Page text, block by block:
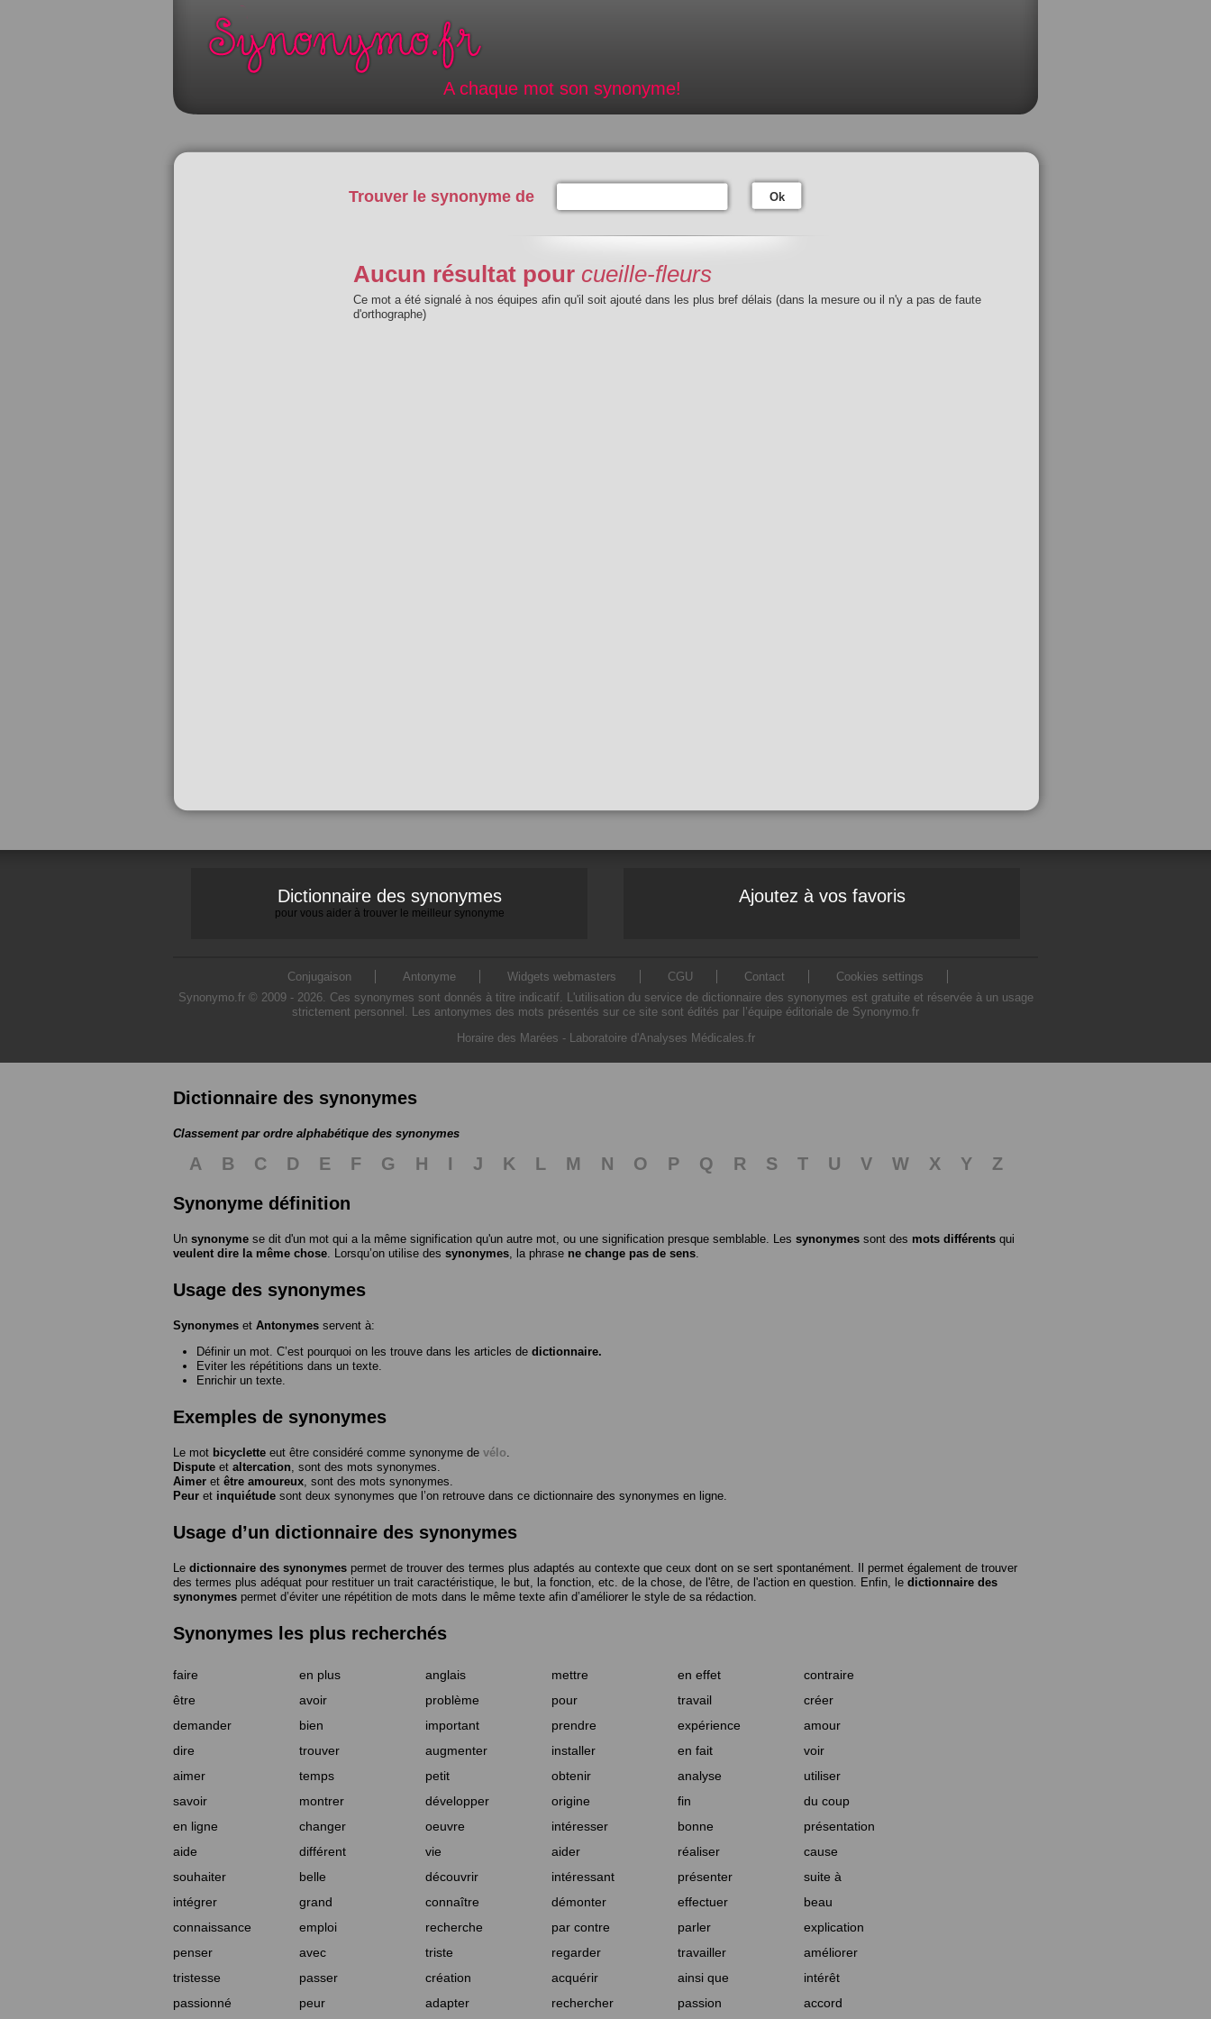
A chaque mot son synonyme!
Trouver le synonyme de Ok
Aucun résultat pour cueille-fleurs
Ce mot a été signalé à nos équipes afin qu'il soit ajouté dans les plus bref délais (dans la mesure ou il n'y a pas de faute
d'orthographe)
Dictionnaire des synonymes
pour vous aider à trouver le meilleur synonyme
Ajoutez à vos favoris
Conjugaison Antonyme Widgets webmasters CGU Contact
Cookies settings
Synonymo.fr © 2009 - 2026. Ces synonymes sont donnés à titre indicatif. L'utilisation du service de dictionnaire des synonymes est gratuite et réservée à un usage
strictement personnel. Les antonymes des mots présentés sur ce site sont édités par l’équipe éditoriale de Synonymo.fr
Horaire des Marées - Laboratoire d'Analyses Médicales.fr
Dictionnaire des synonymes
Classement par ordre alphabétique des synonymes
A B C D E F G H I J K L M N O P Q R S T U V W X Y
Z
Synonyme définition
Un synonyme se dit d'un mot qui a la même signification qu'un autre mot, ou une signification presque semblable. Les synonymes sont des mots différents qui
veulent dire la même chose . Lorsqu’on utilise des synonymes , la phrase ne change pas de sens
Usage des synonymes
Synonymes et Antonymes servent à:
Définir un mot. C’est pourquoi on les trouve dans les articles de dictionnaire.
Eviter les répétitions dans un texte.
Enrichir un texte.
Exemples de synonymes
Le mot bicyclette eut être considéré comme synonyme de vélo
Dispute et altercation , sont des mots synonymes.
Aimer et être amoureux , sont des mots synonymes.
Peur et inquiétude sont deux synonymes que l’on retrouve dans ce dictionnaire des synonymes en ligne.
Usage d’un dictionnaire des synonymes
Le dictionnaire des synonymes permet de trouver des termes plus adaptés au contexte que ceux dont on se sert spontanément. Il permet également de trouver
des termes plus adéquat pour restituer un trait caractéristique, le but, la fonction, etc. de la chose, de l'être, de l'action en question. Enfin, le dictionnaire des
synonymes permet d’éviter une répétition de mots dans le même texte afin d’améliorer le style de sa rédaction.
Synonymes les plus recherchés
faire en plus anglais mettre en effet
contraire
être
avoir problème pour travail
créer
demander
bien important prendre expérience
amour
dire
trouver augmenter installer en fait
voir
aimer
temps petit obtenir analyse
utiliser
savoir
montrer développer origine fin
du coup
en ligne
changer oeuvre intéresser bonne
présentation
aide
différent vie aider réaliser
cause
souhaiter
belle découvrir intéressant présenter
suite à
intégrer
grand connaître démonter effectuer
beau
connaissance
emploi recherche par contre parler
explication
penser
avec triste regarder travailler
améliorer
tristesse
passer création acquérir ainsi que
intérêt
passionné
peur adapter rechercher passion accord